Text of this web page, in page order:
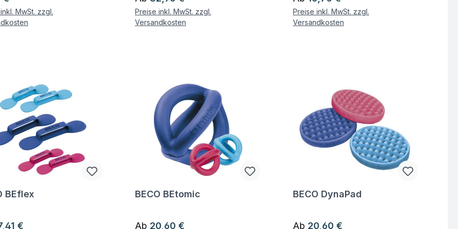
MwSt. zzgl.
Preise inkl. MwSt. zzgl.
Versandkosten
Preise inkl. MwSt. zzgl.
Versandkosten
zum Artikel
BEflex
Preis:
€
Fragen zum Artikel
BECO BEtomic
Regulärer Preis:
Ab 20,60 €
Fragen zum Artikel
BECO DynaPad
Regulärer Preis:
Ab 20,60 €